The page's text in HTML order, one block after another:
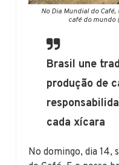
No Dia Mundial do
café do mundo
Brasil une
produção de
cada xícara
No domingo, dia 14,